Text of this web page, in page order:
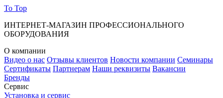
To Top
ИНТЕРНЕТ-МАГАЗИН ПРОФЕССИОНАЛЬНОГО
ОБОРУДОВАНИЯ
О компании
Видео о нас Отзывы клиентов Новости компании Семинары
Сертификаты Партнерам Наши реквизиты Вакансии
Бренды
Сервис
Установка и сервис